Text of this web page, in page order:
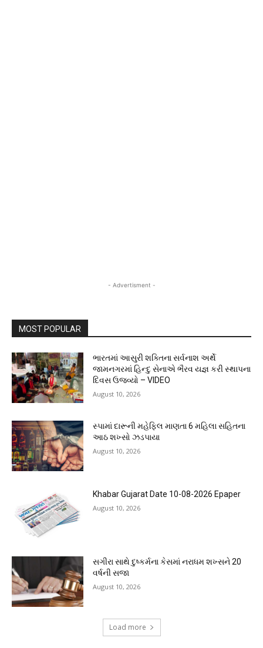
- Advertisment -
MOST POPULAR
ભારતમાં આસુરી શક્તિના સર્વનાશ અર્થે
જામનગરમાં હિન્દુ સેનાએ ભૈરવ યજ્ઞ કરી સ્થાપના
દિવસ ઉજવ્યો – VIDEO
August 10, 2026
સ્પામાં દારૂની મહેફિલ માણતા 6 મહિલા સહિતના
આઠ શખ્સો ઝડપાયા
August 10, 2026
Khabar Gujarat Date 10-08-2026 Epaper
August 10, 2026
સગીરા સાથે દુષ્કર્મના કેસમાં નરાધમ શખ્સને 20
વર્ષની સજા
August 10, 2026
Load more